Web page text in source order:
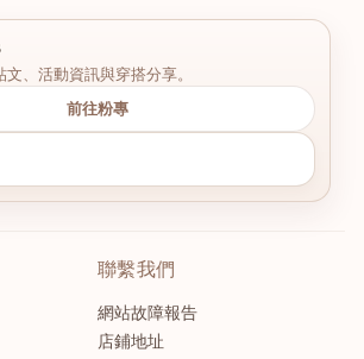
文、活動資訊與穿搭分享。
前往粉專
聯繫我們
網站故障報告
店鋪地址